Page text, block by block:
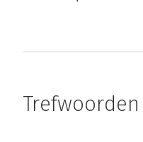
Trefwoorden